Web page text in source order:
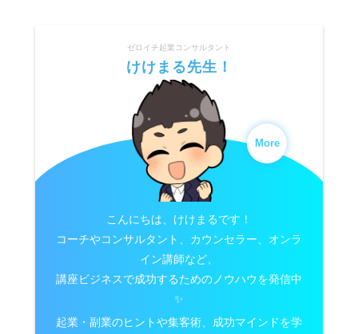
ゼロイチ起業コンサルタント
けけまる先生！
More
こんにちは、けけまるです！
コーチやコンサルタント、カウンセラー、オンラ
イン講師など、
講座ビジネスで成功するためのノウハウを発信中
✨
起業・副業のヒントや集客術、成功マインドを学